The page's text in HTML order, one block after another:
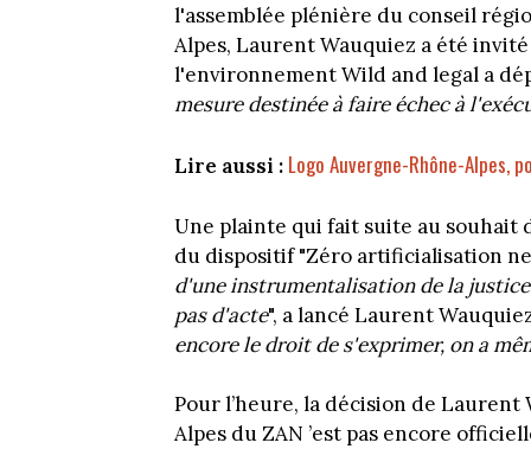
l'assemblée plénière du conseil
Alpes, Laurent Wauquiez a été
l'environnement Wild and legal a
mesure destinée à faire échec à
Lire aussi : Logo Auvergne-Rhône-Alpes,
Une plainte qui fait suite au
du dispositif "Zéro artificialisation
d'une instrumentalisation de la
pas d'acte", a lancé Laurent
encore le droit de s'exprimer, on a
Pour l’heure, la décision de
Alpes du ZAN ’est pas encore